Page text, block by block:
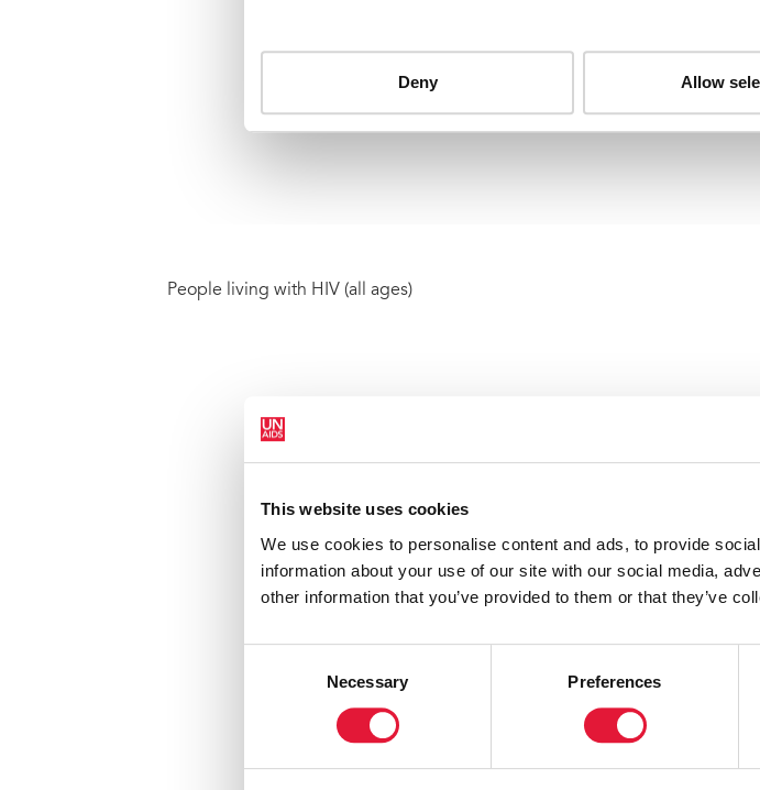
People living with HIV (all ages)